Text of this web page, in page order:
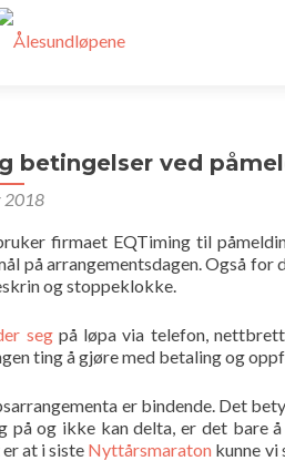
betingelser ved
2018
firmaet EQTiming til
på arrangementsdagen. Også
og stoppeklokke.
segpå løpa via telefon, nettbrett
ting å gjøre med betaling og
er bindende. Det
på og ikke kan delta, er det bare
at i siste Nyttårsmaraton kunne vi